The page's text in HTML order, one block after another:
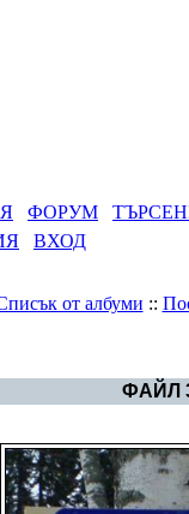
ФОРУМ
ВХОД
от албуми ::
ФАЙЛ